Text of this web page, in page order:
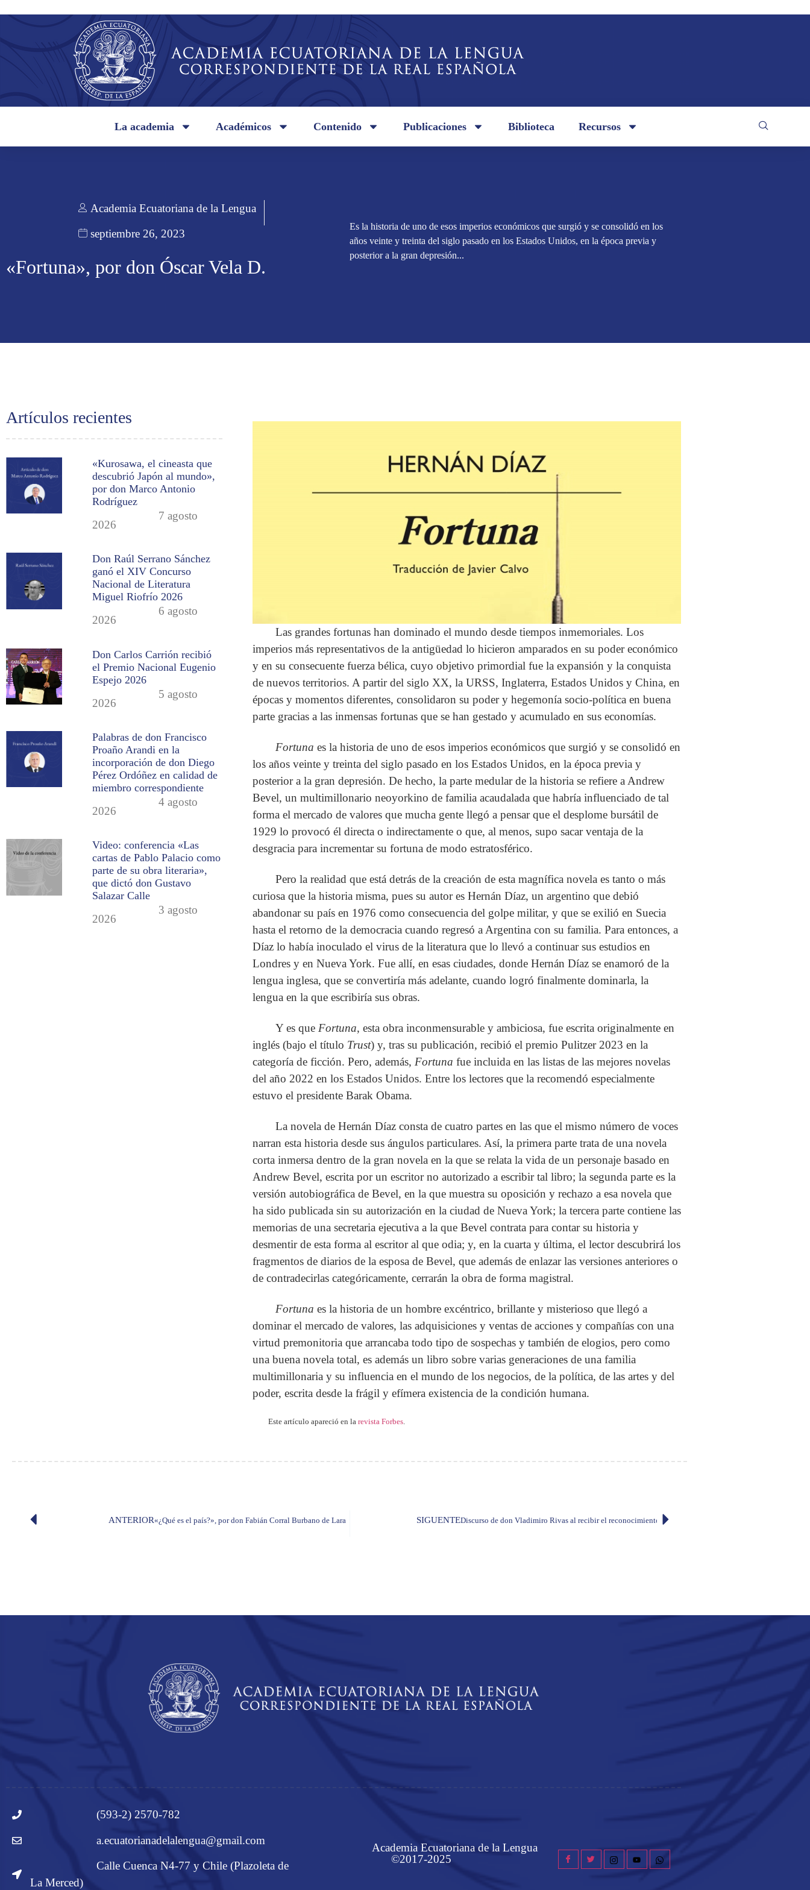
La academia Académicos Contenido Publicaciones Biblioteca Recursos
Academia Ecuatoriana de la Lengua
septiembre 26, 2023
«Fortuna», por don Óscar Vela D.
Es la historia de uno de esos imperios económicos que surgió y se consolidó en los
años veinte y treinta del siglo pasado en los Estados Unidos, en la época previa y
posterior a la gran depresión...
Artículos recientes
«Kurosawa, el cineasta que
descubrió Japón al mundo»,
por don Marco Antonio
Rodríguez
7 agosto
2026
Don Raúl Serrano Sánchez
ganó el XIV Concurso
Nacional de Literatura
Miguel Riofrío 2026
6 agosto
2026
Don Carlos Carrión recibió
el Premio Nacional Eugenio
Espejo 2026
5 agosto
2026
Palabras de don Francisco
Proaño Arandi en la
incorporación de don Diego
Pérez Ordóñez en calidad de
miembro correspondiente
4 agosto
2026
Video: conferencia «Las
cartas de Pablo Palacio como
parte de su obra literaria»,
que dictó don Gustavo
Salazar Calle
3 agosto
2026
Las grandes fortunas han dominado el mundo desde tiempos inmemoriales. Los
imperios más representativos de la antigüedad lo hicieron amparados en su poder económico
y en su consecuente fuerza bélica, cuyo objetivo primordial fue la expansión y la conquista
de nuevos territorios. A partir del siglo XX, la URSS, Inglaterra, Estados Unidos y China, en
épocas y momentos diferentes, consolidaron su poder y hegemonía socio-política en buena
parte gracias a las inmensas fortunas que se han gestado y acumulado en sus economías.
Fortuna es la historia de uno de esos imperios económicos que surgió y se consolidó en
los años veinte y treinta del siglo pasado en los Estados Unidos, en la época previa y
posterior a la gran depresión. De hecho, la parte medular de la historia se refiere a Andrew
Bevel, un multimillonario neoyorkino de familia acaudalada que habría influenciado de tal
forma el mercado de valores que mucha gente llegó a pensar que el desplome bursátil de
1929 lo provocó él directa o indirectamente o que, al menos, supo sacar ventaja de la
desgracia para incrementar su fortuna de modo estratosférico.
Pero la realidad que está detrás de la creación de esta magnífica novela es tanto o más
curiosa que la historia misma, pues su autor es Hernán Díaz, un argentino que debió
abandonar su país en 1976 como consecuencia del golpe militar, y que se exilió en Suecia
hasta el retorno de la democracia cuando regresó a Argentina con su familia. Para entonces, a
Díaz lo había inoculado el virus de la literatura que lo llevó a continuar sus estudios en
Londres y en Nueva York. Fue allí, en esas ciudades, donde Hernán Díaz se enamoró de la
lengua inglesa, que se convertiría más adelante, cuando logró finalmente dominarla, la
lengua en la que escribiría sus obras.
Y es que Fortuna, esta obra inconmensurable y ambiciosa, fue escrita originalmente en
inglés (bajo el título Trust) y, tras su publicación, recibió el premio Pulitzer 2023 en la
categoría de ficción. Pero, además, Fortuna fue incluida en las listas de las mejores novelas
del año 2022 en los Estados Unidos. Entre los lectores que la recomendó especialmente
estuvo el presidente Barak Obama.
La novela de Hernán Díaz consta de cuatro partes en las que el mismo número de voces
narran esta historia desde sus ángulos particulares. Así, la primera parte trata de una novela
corta inmersa dentro de la gran novela en la que se relata la vida de un personaje basado en
Andrew Bevel, escrita por un escritor no autorizado a escribir tal libro; la segunda parte es la
versión autobiográfica de Bevel, en la que muestra su oposición y rechazo a esa novela que
ha sido publicada sin su autorización en la ciudad de Nueva York; la tercera parte contiene las
memorias de una secretaria ejecutiva a la que Bevel contrata para contar su historia y
desmentir de esta forma al escritor al que odia; y, en la cuarta y última, el lector descubrirá los
fragmentos de diarios de la esposa de Bevel, que además de enlazar las versiones anteriores o
de contradecirlas categóricamente, cerrarán la obra de forma magistral.
Fortuna es la historia de un hombre excéntrico, brillante y misterioso que llegó a
dominar el mercado de valores, las adquisiciones y ventas de acciones y compañías con una
virtud premonitoria que arrancaba todo tipo de sospechas y también de elogios, pero como
una buena novela total, es además un libro sobre varias generaciones de una familia
multimillonaria y su influencia en el mundo de los negocios, de la política, de las artes y del
poder, escrita desde la frágil y efímera existencia de la condición humana.
Este artículo apareció en la revista Forbes
ANTERIOR«¿Qué es el país?», por don Fabián Corral Burbano de Lara SIGUENTEDiscurso de don Vladimiro Rivas al recibir el reconocimiento «Vicente Rocafuerte» en México
(593-2) 2570-782
a.ecuatorianadelalengua@gmail.com
Calle Cuenca N4-77 y Chile (Plazoleta de
La Merced)
Academia Ecuatoriana de la Lengua
©2017-2025